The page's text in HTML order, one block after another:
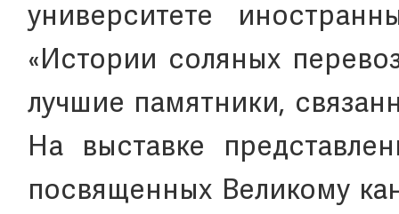
университете
«Истории соляных
лучшие памятники,
На выставке
посвященных Великому